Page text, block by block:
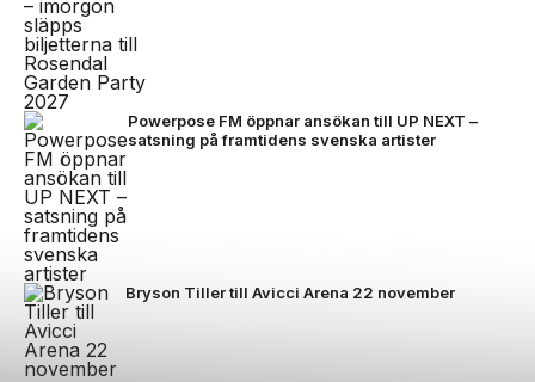
Powerpose FM öppnar ansökan till UP NEXT –
satsning på framtidens svenska artister
Bryson Tiller till Avicci Arena 22 november